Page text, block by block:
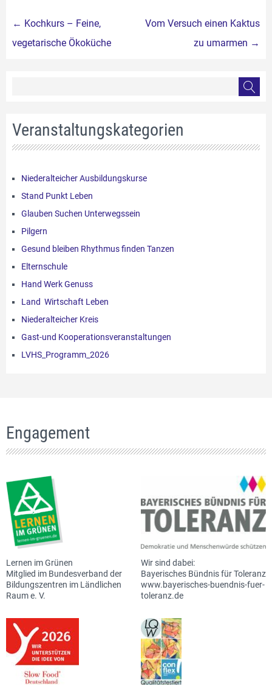
Beitragsnavigation
← Kochkurs – Feine,
vegetarische Ökoküche
Vom Versuch einen Kaktus
zu umarmen →
Veranstaltungskategorien
Niederalteicher Ausbildungskurse
Stand Punkt Leben
Glauben Suchen Unterwegssein
Pilgern
Gesund bleiben Rhythmus finden Tanzen
Elternschule
Hand Werk Genuss
Land Wirtschaft Leben
Niederalteicher Kreis
Gast-und Kooperationsveranstaltungen
LVHS_Programm_2026
Engagement
Lernen im Grünen
Mitglied im Bundesverband der
Bildungszentren im Ländlichen
Raum e. V.
Wir sind dabei:
Bayerisches Bündnis für Toleranz
www.bayerisches-buendnis-fuer-
toleranz.de